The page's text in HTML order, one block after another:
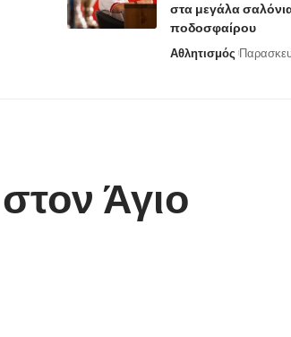
στα μεγάλα
ποδοσφαίρου
Αθλητισμός
Άγιο